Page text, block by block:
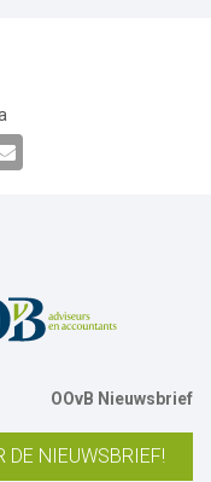
OOvB Nieuwsbrief
DE NIEUWSBRIEF!